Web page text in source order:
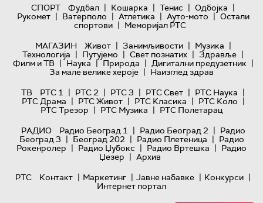
СПОРТ
Фудбал | Кошарка | Тенис | Одбојка |
Рукомет | Ватерполо | Атлетика | Ауто-мото | Остали
спортови | Меморијал РТС
МАГАЗИН
Живот | Занимљивости | Музика |
Технологијa | Путујемо | Свет познатих | Здравље |
Филм и ТВ | Наука | Природа | Дигитални предузетник |
За мале велике хероје | Наизглед здрав
ТВ
РТС 1 | РТС 2 | РТС 3 | РТС Свет | РТС Наука |
РТС Драма | РТС Живот | РТС Класика | РТС Коло |
РТС Трезор | РТС Музика | РТС Полетарац
РАДИО
Радио Београд 1 | Радио Београд 2 | Радио
Београд 3 | Београд 202 | Радио Плетеница | Радио
Рокенролер | Радио Џубокс | Радио Вртешка | Радио
Џезер | Архив
РТС
Контакт | Маркетинг | Јавне набавке | Конкурси |
Интернет портал